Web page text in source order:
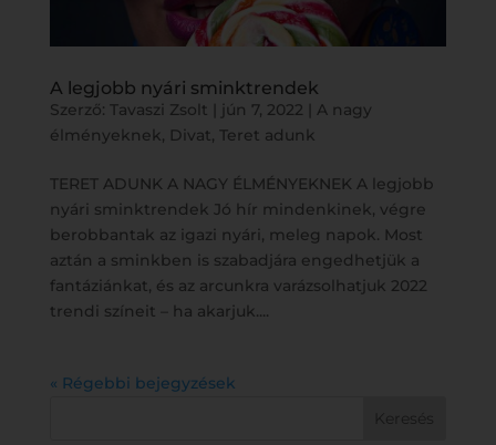
A legjobb nyári sminktrendek
Szerző: Tavaszi Zsolt jún 7, 2022
A nagy
élményeknek, Divat, Teret adunk
TERET ADUNK A NAGY ÉLMÉNYEKNEK A legjobb
nyári sminktrendek Jó hír mindenkinek, végre
berobbantak az igazi nyári, meleg napok. Most
aztán a sminkben is szabadjára engedhetjük a
fantáziánkat, és az arcunkra varázsolhatjuk 2022
trendi színeit – ha akarjuk....
« Régebbi bejegyzések